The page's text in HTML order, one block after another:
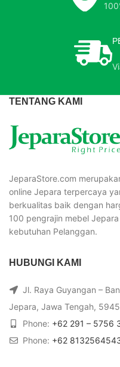
TENTANG KAMI
JeparaStore.com
online Jepara terpercaya
berkualitas baik dengan
100 pengrajin mebel
kebutuhan Pelanggan.
HUBUNGI KAMI
Jl. Raya Guyangan –
Jepara, Jawa Tengah,
Phone: +62 291 – 5756
Phone: +62